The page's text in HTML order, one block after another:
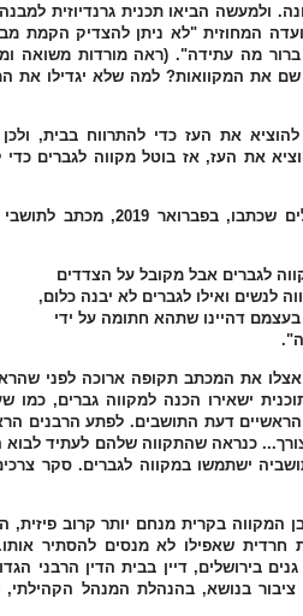
ולמעשה הביאו תכנית גרנדיוזית
המחוזית "לא ניתן להצדיק הקמת
מה עתידה". (ראה מורדות משואה
שם את המקוואות? למה שלא יגדילו את
את העז כדי להתרווח בבית,
את העז, אז בוטל מקווה לגברים כדי
הדבר הגיע עד ללשכת הרבנים הראשיים לירושלים שכתבו, בפברואר
לגברים אבל מקובל על הצדדים
ואילו לגברים לא יבנה כלום,
דהיינו שתהא חתומה על ידי
את המכתב תקופה ארוכה לפני
ישאירו הכנה למקווה גברים, כמו
דעת התושבים. לפתע הרבנים
כנראה שהתקווה שלהם לעתיד לבוא
ישתמשו במקווה לגברים. סקר
המקווה בקרית מנחם יותר קרוב פיזית,
חרדית שאפילו לא מנסים להסתיר
בירושלים, דיין בבית הדין הרבני
בנושא, בהנהלת המנהל הקהילתי,